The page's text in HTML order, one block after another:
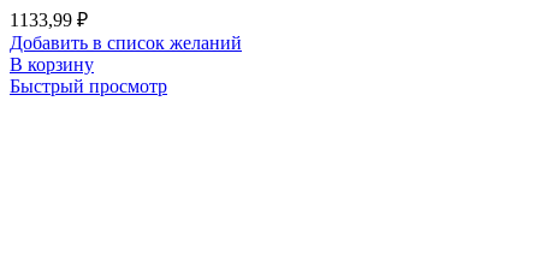
1133,99 ₽
Добавить в список желаний
В корзину
Быстрый просмотр